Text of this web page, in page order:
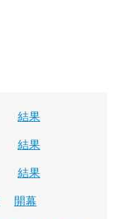
結果
結果
結果
開幕